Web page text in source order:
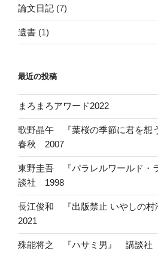
論文日記 (7)
遺書 (1)
最近の投稿
まろまろアワード2022
歌野晶午 『葉桜の季節に君を想
春秋 2007
東野圭吾 『パラレルワールド・
談社 1998
長江俊和 『出版禁止 いやしの
2021
殊能将之 『ハサミ男』 講談社